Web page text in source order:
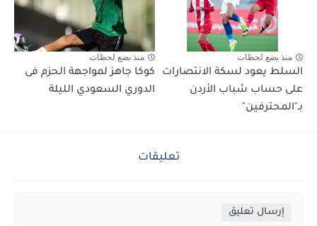
منذ بضع لحظات
السلط يعود لسكة الانتصارات
على حساب شباب الأردن
بـ"المحترفين"
منذ بضع لحظات
كوكا جاهز لمواجهة الحزم فى
الدوري السعودي الليلة
تعليقات
إرسال تعليق